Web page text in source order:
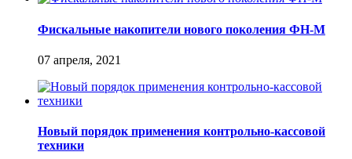
Фискальные накопители нового поколения ФН-М
07 апреля, 2021
Новый порядок применения контрольно-кассовой
техники